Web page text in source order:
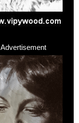
Advertisement